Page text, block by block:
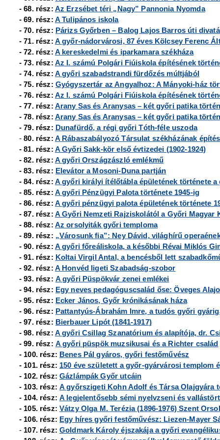
- 68. rész: Az Erzsébet téri „Nagy” Pannonia Nyomda
- 69. rész: A Tulipános iskola
- 70. rész: Párizs Győrben – Balog Lajos Barros úti
- 71. rész: A győr-nádorvárosi, 87 éves Kölcsey Ferenc
- 72. rész: A kereskedelmi és iparkamara székháza
- 73. rész: Az I. számú Polgári Fiúiskola építésének
- 74. rész: A győri szabadstrandi fürdőzés múltjából
- 75. rész: Gyógyszertár az Angyalhoz: A Mányoki-ház
- 76. rész: Az I. számú Polgári Fiúiskola építésének
- 77. rész: Arany Sas és Aranysas – két győri patika
- 78. rész: Arany Sas és Aranysas – két győri patika
- 79. rész: Dunafürdő, a régi győri Tóth-féle uszoda
- 80. rész: A Rábaszabályozó Társulat székházának
- 81. rész: A Győri Sakk-kör első évtizedei (1902-1924)
- 82. rész: A győri Országzászló emlékmű
- 83. rész: Elevátor a Mosoni-Duna partján
- 84. rész: A győri királyi ítélőtábla épületének története
- 85. rész: A győri Pénzügyi Palota története 1945-ig
- 86. rész: A győri pénzügyi palota épületének története
- 87. rész: A Győri Nemzeti Rajziskolától a Győri Magyar
- 88. rész: Az orsolyiták győri temploma
- 89. rész: „Városunk fia”: Ney Dávid, világhírű
- 90. rész: A győri főreáliskola, a későbbi Révai Miklós
- 91. rész: Koltai Virgil Antal, a bencésből lett
- 92. rész: A Honvéd ligeti Szabadság-szobor
- 93. rész: A győri Püspökvár zenei emlékei
- 94. rész: Egy neves pedagóguscsalád őse: Öveges
- 95. rész: Ecker János, Győr krónikásának háza
- 96. rész: Pattantyús-Ábrahám Imre, a tudós győri
- 97. rész: Bierbauer Lipót (1841-1917)
- 98. rész: A győri Csillag Szanatórium és alapítója, dr.
- 99. rész: A győri püspök muzsikusai és a Richter család
- 100. rész: Benes Pál gyáros, győri festőművész
- 101. rész: 150 éve született a győr-gyárvárosi templom
- 102. rész: Gázlámpák Győr utcáin
- 103. rész: A győrszigeti Kohn Adolf és Társa Olajgyára
- 104. rész: A legjelentősebb sémi nyelvzseni és
- 105. rész: Vátzy Olga M. Terézia (1896-1976) Szent
- 106. rész: Egy híres győri festőművész: Liezen-Mayer
- 107. rész: Goldmark Károly éjszakája a győri